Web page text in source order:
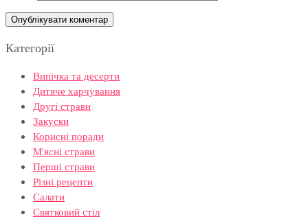
Категорії
Випічка та десерти
Дитяче харчування
Другі страви
Закуски
Корисні поради
М'ясні страви
Перші страви
Різні рецепти
Салати
Святковий стіл